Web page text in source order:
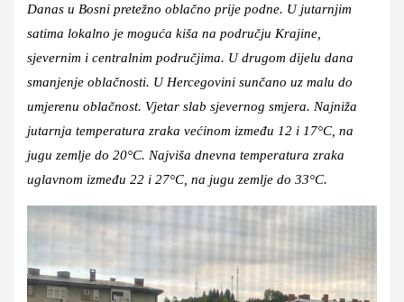
Danas u Bosni pretežno oblačno prije podne. U jutarnjim
satima lokalno je moguća kiša na području Krajine,
sjevernim i centralnim područjima. U drugom dijelu dana
smanjenje oblačnosti. U Hercegovini sunčano uz malu do
umjerenu oblačnost. Vjetar slab sjevernog smjera. Najniža
jutarnja temperatura zraka većinom između 12 i 17°C, na
jugu zemlje do 20°C. Najviša dnevna temperatura zraka
uglavnom između 22 i 27°C, na jugu zemlje do 33°C.